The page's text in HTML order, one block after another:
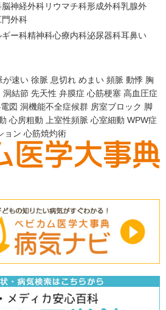
脳神経外科リウマチ科形成外科乳腺外
門外科
ギー科精神科心療内科泌尿器科耳鼻い
が速い 徐脈 息切れ めまい 頻脈 動悸 胸
洞結節 先天性 弁膜症 心筋梗塞 高血圧症
図 洞機能不全症候群 房室ブロック 脚
心房粗動 上室性頻脈 心室細動 WPW症
ョン 心筋焼灼術